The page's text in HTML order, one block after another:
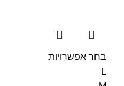
בחר אפשרויות
L